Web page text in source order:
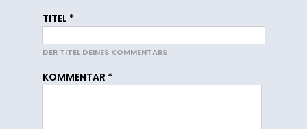
TITEL *
DER TITEL DEINES KOMMENTARS
KOMMENTAR *